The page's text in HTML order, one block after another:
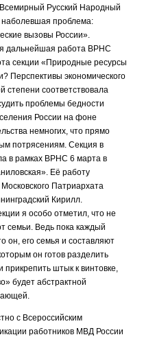
Русский Народный
проблема:
вызовы России».
дальнейшая работа ВРНС
секции «Природные ресурсы
Перспективы экономического
степени соответствовала
проблемы бедности
России на фоне
немногих, что прямо
потрясениям. Секция в
в рамках ВРНС 6 марта в
Её работу
Патриархата
Кирилл.
я особо отметил, что не
семьи. Ведь пока каждый
он, его семья и составляют
он готов разделить
штык к винтовке,
будет абстрактной
с Всероссийским
работников МВД России